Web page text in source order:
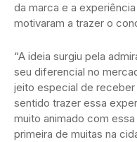
da marca e a
motivaram a trazer o
“A ideia surgiu pela
seu diferencial no
jeito especial de
sentido trazer essa
muito animado com
primeira de muitas na